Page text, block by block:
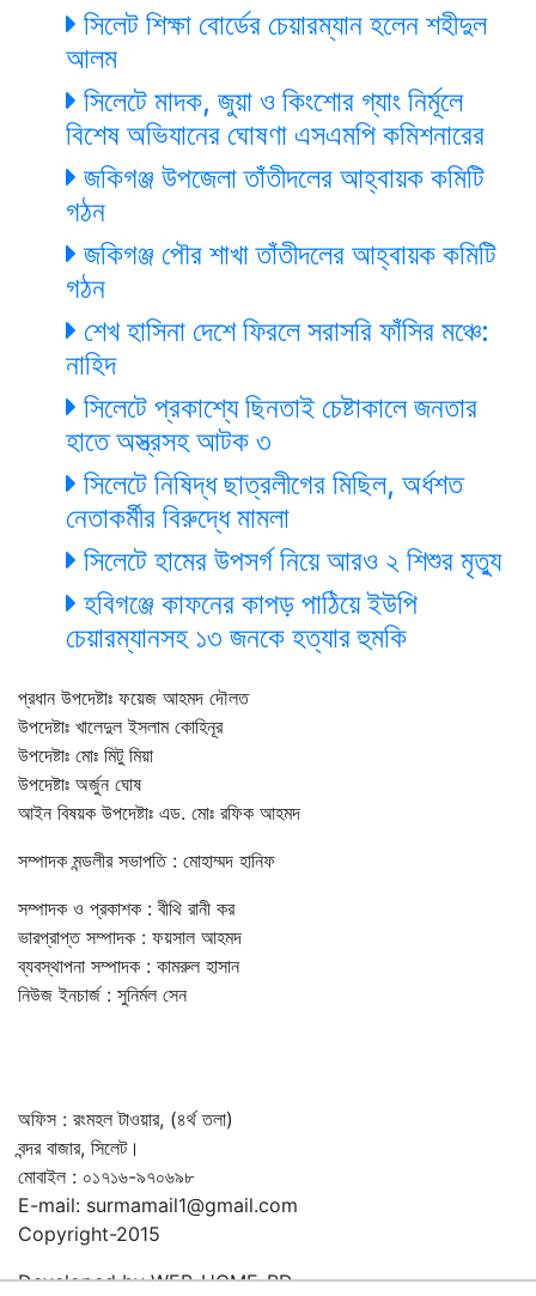
সিলেট শিক্ষা বোর্ডের চেয়ারম্যান হলেন শহীদুল
আলম
সিলেটে মাদক, জুয়া ও কিংশোর গ্যাং নির্মূলে
বিশেষ অভিযানের ঘোষণা এসএমপি কমিশনারের
জকিগঞ্জ উপজেলা তাঁতীদলের আহ্বায়ক কমিটি
গঠন
জকিগঞ্জ পৌর শাখা তাঁতীদলের আহ্বায়ক কমিটি
গঠন
শেখ হাসিনা দেশে ফিরলে সরাসরি ফাঁসির মঞ্চে:
নাহিদ
সিলেটে প্রকাশ্যে ছিনতাই চেষ্টাকালে জনতার
হাতে অস্ত্রসহ আটক ৩
সিলেটে নিষিদ্ধ ছাত্রলীগের মিছিল, অর্ধশত
নেতাকর্মীর বিরুদ্ধে মামলা
সিলেটে হামের উপসর্গ নিয়ে আরও ২ শিশুর মৃত্যু
হবিগঞ্জে কাফনের কাপড় পাঠিয়ে ইউপি
চেয়ারম্যানসহ ১৩ জনকে হত্যার হুমকি
প্রধান উপদেষ্টাঃ ফয়েজ আহমদ দৌলত
উপদেষ্টাঃ খালেদুল ইসলাম কোহিনূর
উপদেষ্টাঃ মোঃ মিটু মিয়া
উপদেষ্টাঃ অর্জুন ঘোষ
আইন বিষয়ক উপদেষ্টাঃ এড. মোঃ রফিক আহমদ
সম্পাদক মন্ডলীর সভাপতি : মোহাম্মদ হানিফ
সম্পাদক ও প্রকাশক : বীথি রানী কর
ভারপ্রাপ্ত সম্পাদক : ফয়সাল আহমদ
ব্যবস্থাপনা সম্পাদক : কামরুল হাসান
নিউজ ইনচার্জ : সুনির্মল সেন
অফিস : রংমহল টাওয়ার, (৪র্থ তলা)
বন্দর বাজার, সিলেট।
মোবাইল : ০১৭১৬-৯৭০৬৯৮
E-mail: surmamail1@gmail.com
Copyright-2015
Developed by WEB-HOME-BD